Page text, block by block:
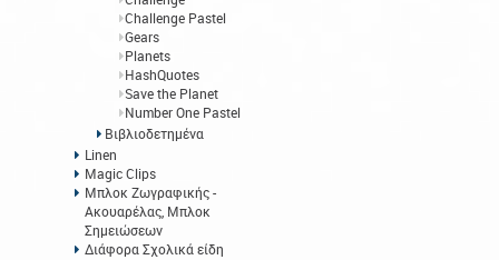
Challenge Pastel
Gears
Planets
HashQuotes
Save the Planet
Number One Pastel
Βιβλιοδετημένα
Linen
Magic Clips
Μπλοκ Ζωγραφικής -
Ακουαρέλας, Μπλοκ
Σημειώσεων
Διάφορα Σχολικά είδη